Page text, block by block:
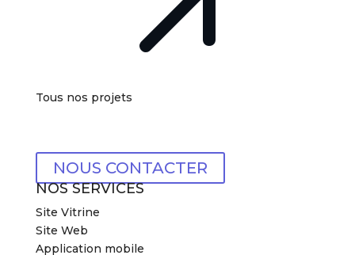
Tous nos projets
NOUS CONTACTER
NOS SERVICES
Site Vitrine
Site Web
Application mobile